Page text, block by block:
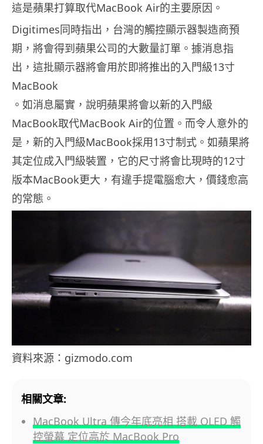
這是蘋果打算取代MacBook Air的主要原因。
Digitimes同時指出，台灣的觸控顯示器製造商預
期，將會得到蘋果公司的大數量訂單。據消息指
出，這批顯示器將會用於即將推出的入門級13寸
MacBook
。如消息屬實，說明蘋果將會以新的入門級
MacBook取代MacBook Air的位置。而令人意外的
是，新的入門級MacBook採用13寸制式。如蘋果將
其定位成入門級裝置，它的尺寸將會比現時的12寸
版本MacBook更大，有違手提電腦愈大，價錢愈高
的常態。
資料來源：gizmodo.com
相關文章:
MacBook Ultra 傳今年底亮相 搭載 OLED 觸
控螢幕 定位高於 MacBook Pro